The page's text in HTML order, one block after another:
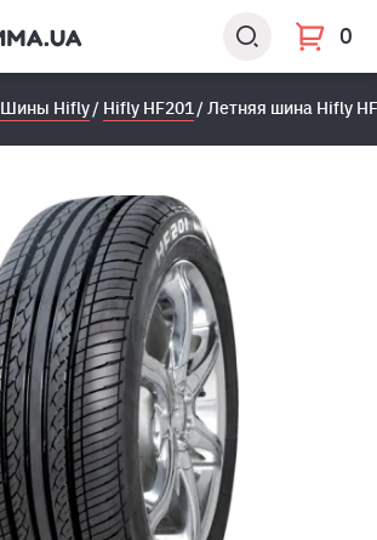
0
Шины Hifly Hifly HF201 Летняя шина Hifly